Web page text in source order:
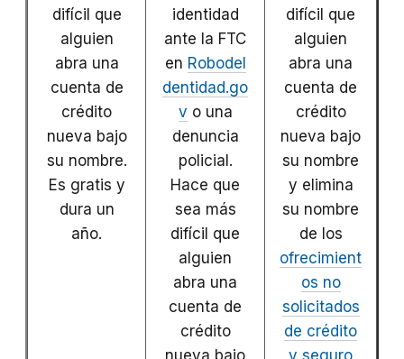
difícil que
alguien
abra una
cuenta de
crédito
nueva bajo
su nombre.
Es gratis y
dura un
año.
identidad
ante la FTC
en RobodeI
dentidad.go
v o una
denuncia
policial.
Hace que
sea más
difícil que
alguien
abra una
cuenta de
crédito
nueva bajo
difícil que
alguien
abra una
cuenta de
crédito
nueva bajo
su nombre
y elimina
su nombre
de los
ofrecimient
os no
solicitados
de crédito
y seguro